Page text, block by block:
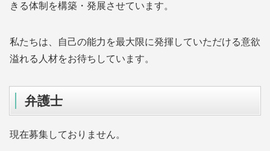
きる体制を構築・発展させています。
私たちは、自己の能力を最大限に発揮していただける意欲
溢れる人材をお待ちしています。
弁護士
現在募集しておりません。